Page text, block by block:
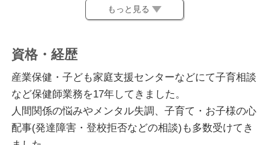
が、勇気をもって誰かに話してみると、肩の力もぬ
保健師・看護師として 身体や脳のしくみなど医学・
栄養学などの知識もあります。
お気軽に相談してくださいね。
もっと見る
資格・経歴
産業保健・子ども家庭支援センターなどにて子育相談
など保健師業務を17年してきました。
人間関係の悩みやメンタル失調、子育て・お子様の心
配事(発達障害・登校拒否などの相談)も多数受けてき